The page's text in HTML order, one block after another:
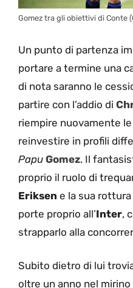
Gomez tra gli obiettivi di Conte
Un punto di partenza
portare a termine una
di nota saranno le
partire con l’addio di
riempire nuovamente
reinvestire in profili
Papu Gomez. Il
proprio il ruolo di
Eriksen e la sua rottura
porte proprio all’Inter,
strapparlo alla
Subito dietro di lui
oltre un anno nel mirino